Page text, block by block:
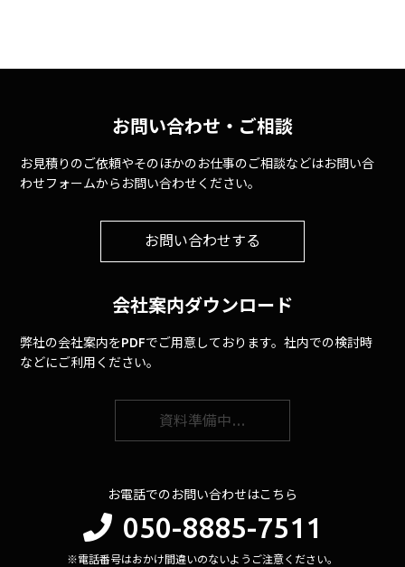
お問い合わせ・ご相談
お見積りのご依頼やそのほかのお仕事のご相談などはお問い合
わせフォームからお問い合わせください。
お問い合わせする
会社案内ダウンロード
弊社の会社案内をPDFでご用意しております。社内での検討時
などにご利用ください。
資料準備中…
お電話でのお問い合わせはこちら
050-8885-7511
※電話番号はおかけ間違いのないようご注意ください。